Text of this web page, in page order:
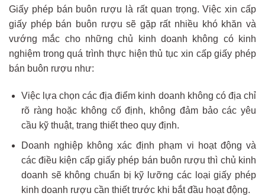
Giấy phép bán buôn rượu là rất quan trọng. Việc xin cấp
giấy phép bán buôn rượu sẽ gặp rất nhiều khó khăn và
vướng mắc cho những chủ kinh doanh không có kinh
nghiệm trong quá trình thực hiện thủ tục xin cấp giấy phép
bán buôn rượu như:
Việc lựa chọn các địa điểm kinh doanh không có địa chỉ
rõ ràng hoặc không cố định, không đảm bảo các yêu
cầu kỹ thuật, trang thiết theo quy định.
Doanh nghiệp không xác định phạm vi hoạt động và
các điều kiện cấp giấy phép bán buôn rượu thì chủ kinh
doanh sẽ không chuẩn bị kỹ lưỡng các loại giấy phép
kinh doanh rượu cần thiết trước khi bắt đầu hoạt động.